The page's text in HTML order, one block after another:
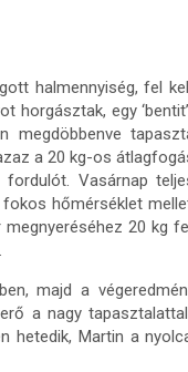
halmennyiség, fel
horgásztak, egy
megdöbbenve
a 20 kg-os
Vasárnap
hőmérséklet
20 kg
majd a
a nagy
hetedik, Martin a